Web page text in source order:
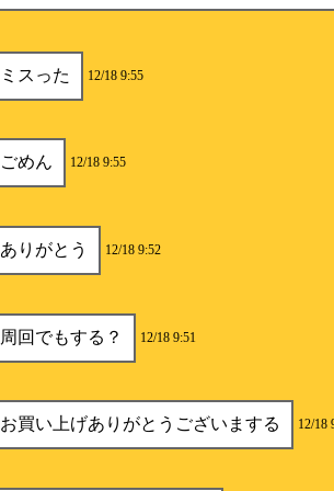
ミスった 12/18 9:55
ごめん 12/18 9:55
ありがとう 12/18 9:52
周回でもする？ 12/18 9:51
お買い上げありがとうございまする 12/18